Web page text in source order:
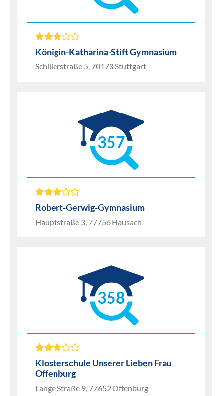
Königin-Katharina-Stift Gymnasium
Schillerstraße 5, 70173 Stuttgart
357
Robert-Gerwig-Gymnasium
Hauptstraße 3, 77756 Hausach
358
Klosterschule Unserer Lieben Frau
Offenburg
Lange Straße 9, 77652 Offenburg